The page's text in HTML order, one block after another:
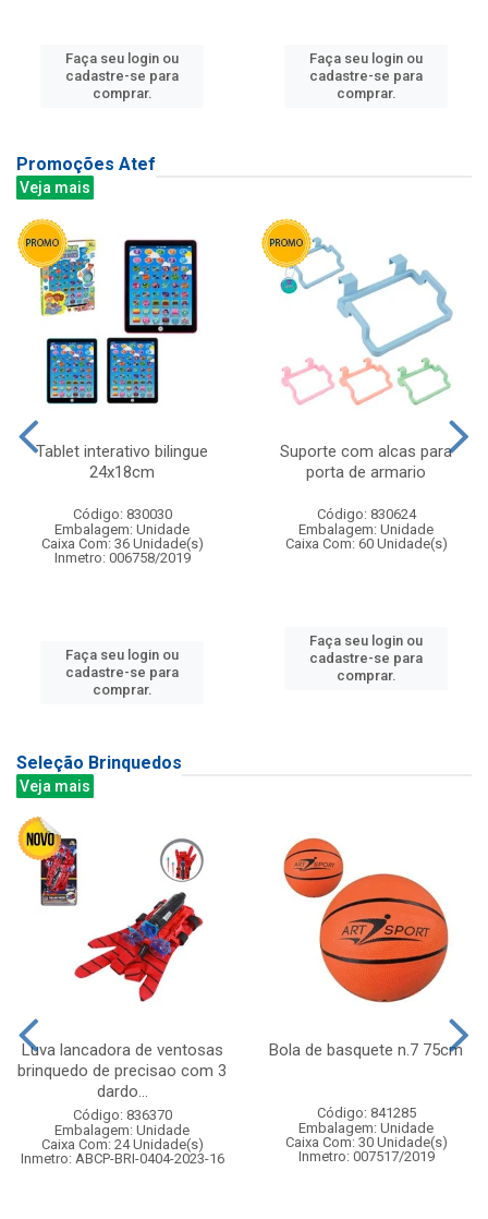
Faça seu login ou
cadastre-se para
comprar.
Faça seu login ou
cadastre-se para
comprar.
Promoções Atef
Veja mais
Tablet interativo bilingue
24x18cm
Código: 830030
Embalagem: Unidade
Caixa Com: 36 Unidade(s)
Inmetro: 006758/2019
Faça seu login ou
cadastre-se para
comprar.
Suporte com alcas para
porta de armario
Código: 830624
Embalagem: Unidade
Caixa Com: 60 Unidade(s)
Faça seu login ou
cadastre-se para
comprar.
Seleção Brinquedos
Veja mais
Luva lancadora de ventosas
brinquedo de precisao com 3
dardo...
Código: 836370
Embalagem: Unidade
Caixa Com: 24 Unidade(s)
Inmetro: ABCP-BRI-0404-2023-16
Bola de basquete n.7 75cm
Código: 841285
Embalagem: Unidade
Caixa Com: 30 Unidade(s)
Inmetro: 007517/2019